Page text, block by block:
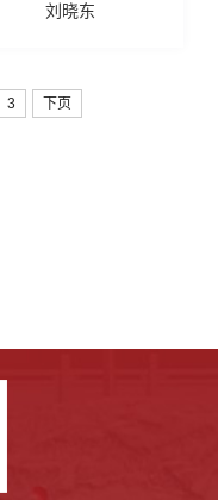
刘晓东
3 下页